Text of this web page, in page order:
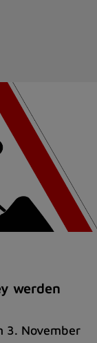
werden
3. November